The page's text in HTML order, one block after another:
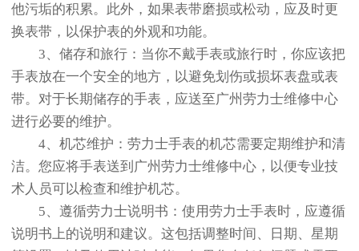
他污垢的积累。此外，如果表带磨损或松动，应及时更
换表带，以保护表的外观和功能。
3、储存和旅行：当你不戴手表或旅行时，你应该把
手表放在一个安全的地方，以避免划伤或损坏表盘或表
带。对于长期储存的手表，应送至广州劳力士维修中心
进行必要的维护。
4、机芯维护：劳力士手表的机芯需要定期维护和清
洁。您应将手表送到广州劳力士维修中心，以便专业技
术人员可以检查和维护机芯。
5、遵循劳力士说明书：使用劳力士手表时，应遵循
说明书上的说明和建议。这包括调整时间、日期、星期